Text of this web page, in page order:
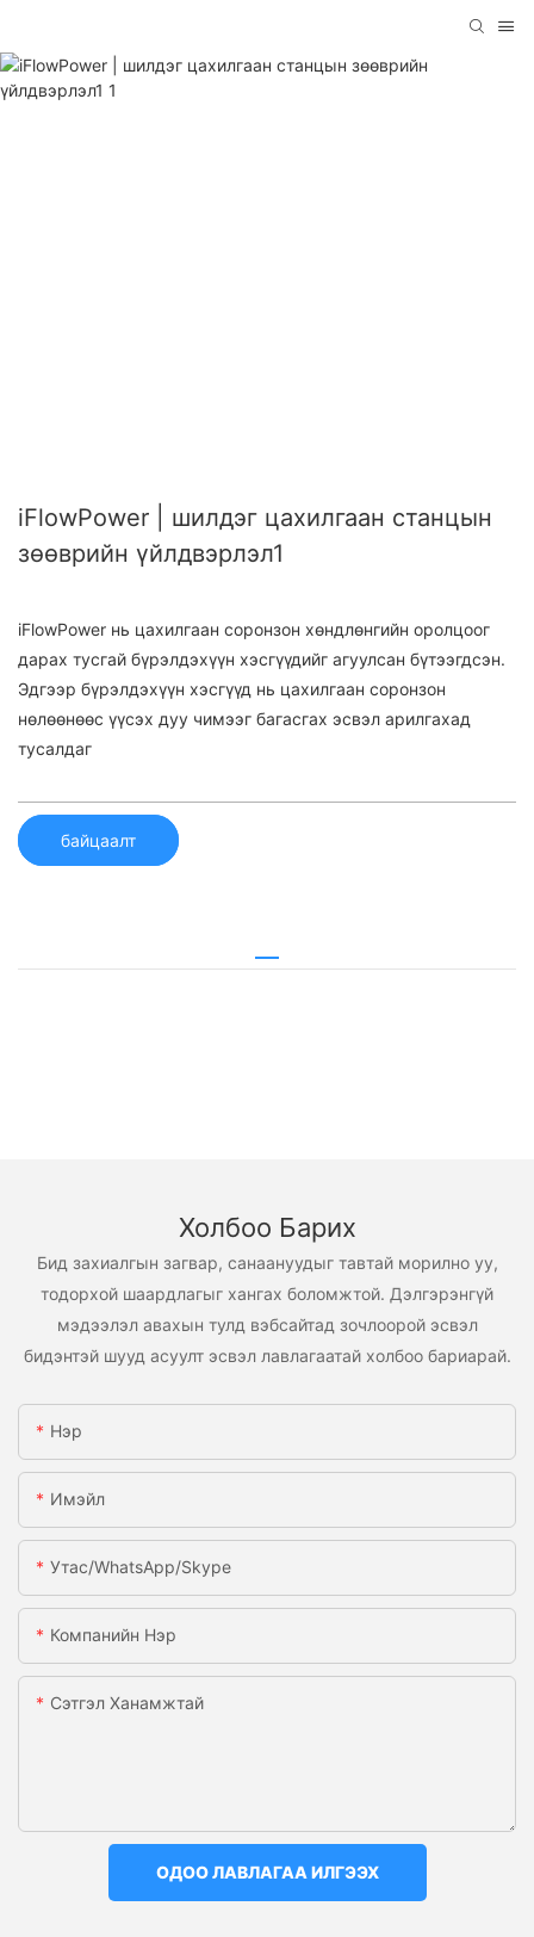
iFlowPower | шилдэг цахилгаан станцын
зөөврийн үйлдвэрлэл1
iFlowPower нь цахилгаан соронзон хөндлөнгийн оролцоог
дарах тусгай бүрэлдэхүүн хэсгүүдийг агуулсан бүтээгдсэн.
Эдгээр бүрэлдэхүүн хэсгүүд нь цахилгаан соронзон
нөлөөнөөс үүсэх дуу чимээг багасгах эсвэл арилгахад
тусалдаг
байцаалт
Холбоо Барих
Бид захиалгын загвар, санаануудыг тавтай морилно уу,
тодорхой шаардлагыг хангах боломжтой. Дэлгэрэнгүй
мэдээлэл авахын тулд вэбсайтад зочлоорой эсвэл
бидэнтэй шууд асуулт эсвэл лавлагаатай холбоо бариарай.
Нэр
Имэйл
Утас/WhatsApp/Skype
Компанийн Нэр
Сэтгэл Ханамжтай
ОДОО ЛАВЛАГАА ИЛГЭЭХ